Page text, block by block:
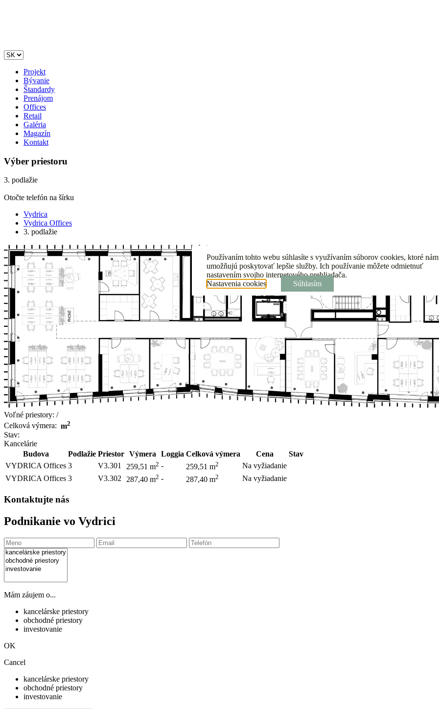
Projekt
Bývanie
Štandardy
Prenájom
Offices
Retail
Galéria
Magazín
Kontakt
Výber priestoru
3. podlažie
Otočte telefón na šírku
Vydrica
Vydrica Offices
3. podlažie
Voľné priestory: /
Celková výmera: m2
Stav:
Kancelárie
Budova
Podlažie Priestor Výmera Loggia Celková výmera Cena
Stav
VYDRICA Offices 3 V3.301 259,51 m2 - 259,51 m2
Na vyžiadanie
VYDRICA Offices 3 V3.302 287,40 m2 - 287,40 m2 Na vyžiadanie
Kontaktujte nás
Podnikanie vo Vydrici
Mám záujem o...
kancelárske priestory
obchodné priestory
investovanie
OK
Cancel
kancelárske priestory
obchodné priestory
investovanie
Používaním tohto webu súhlasíte s využívaním súborov cookies, ktoré nám
umožňujú poskytovať lepšie služby. Ich používanie môžete odmietnuť
nastavením svojho internetového prehliadača.
Nastavenia cookies
Súhlasím